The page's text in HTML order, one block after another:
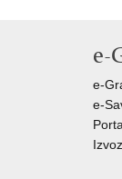
e-
e-
e-